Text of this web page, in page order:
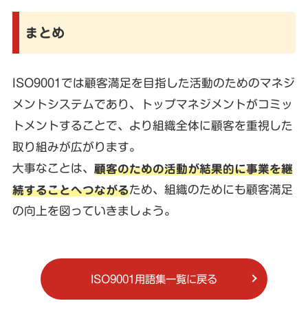
まとめ
ISO9001では顧客満足を目指した活動のためのマネジ
メントシステムであり、トップマネジメントがコミッ
トメントすることで、より組織全体に顧客を重視した
取り組みが広がります。
大事なことは、 顧客のための活動が結果的に事業を継
続することへつながるため、組織のためにも顧客満足
の向上を図っていきましょう。
ISO9001用語集一覧に戻る